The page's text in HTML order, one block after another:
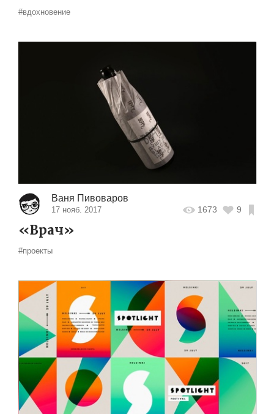
#вдохновение
Ваня Пивоваров
17 нояб. 2017 1673 9
«Врач»
#проекты